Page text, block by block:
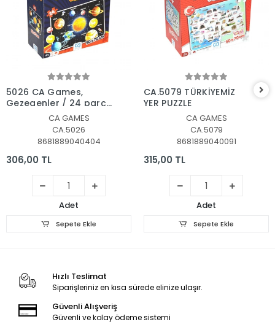
5026 CA Games,
Gezegenler / 24 parça
Puzzle / +3 yaş
CA GAMES
CA.5026
8681889040404
306,00 TL
Adet
Sepete Ekle
Sepete Ekle
CA.5079 TÜRKİYEMİZ
YER PUZZLE
CA GAMES
CA.5079
8681889040091
315,00 TL
Adet
Sepete Ekle
Hızlı Teslimat
Siparişleriniz en kısa sürede elinize ulaşır.
Güvenli Alışveriş
Güvenli ve kolay ödeme sistemi